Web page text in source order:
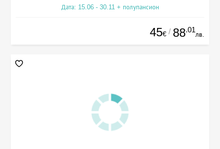
Дата: 15.06 - 30.11 + полупансион
45€ / 88.01
лв.